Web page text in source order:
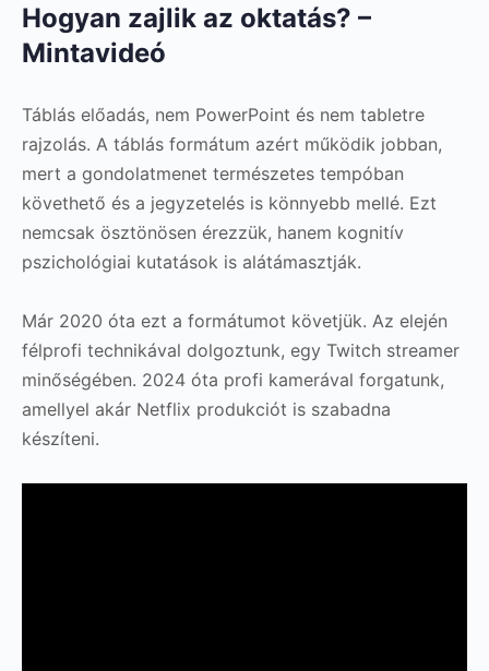
Hogyan zajlik az oktatás? –
Mintavideó
Táblás előadás, nem PowerPoint és nem tabletre
rajzolás. A táblás formátum azért működik jobban,
mert a gondolatmenet természetes tempóban
követhető és a jegyzetelés is könnyebb mellé. Ezt
nemcsak ösztönösen érezzük, hanem kognitív
pszichológiai kutatások is alátámasztják.
Már 2020 óta ezt a formátumot követjük. Az elején
félprofi technikával dolgoztunk, egy Twitch streamer
minőségében. 2024 óta profi kamerával forgatunk,
amellyel akár Netflix produkciót is szabadna
készíteni.